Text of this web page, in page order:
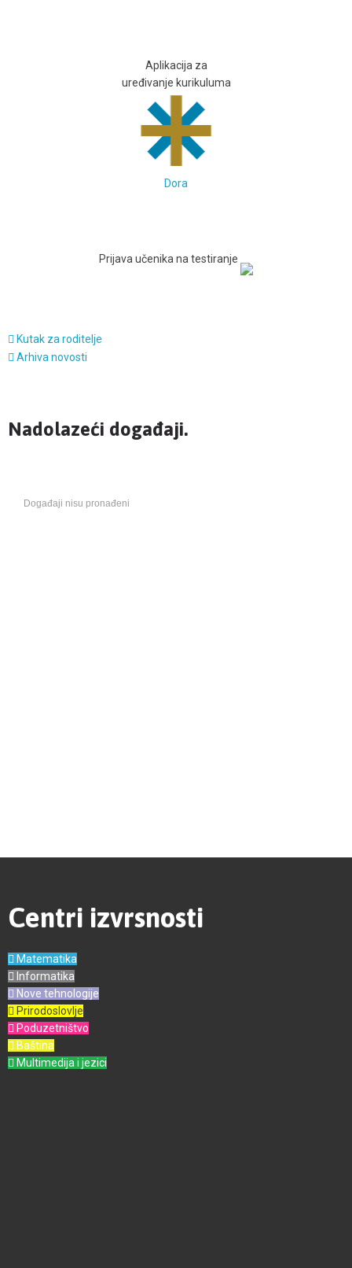
Aplikacija za
uređivanje kurikuluma
Dora
Prijava učenika na testiranje
Kutak za roditelje
Arhiva novosti
Nadolazeći događaji.
Događaji nisu pronađeni
Centri izvrsnosti
Matematika
Informatika
Nove tehnologije
Prirodoslovlje
Poduzetništvo
Baština
Multimedija i jezici